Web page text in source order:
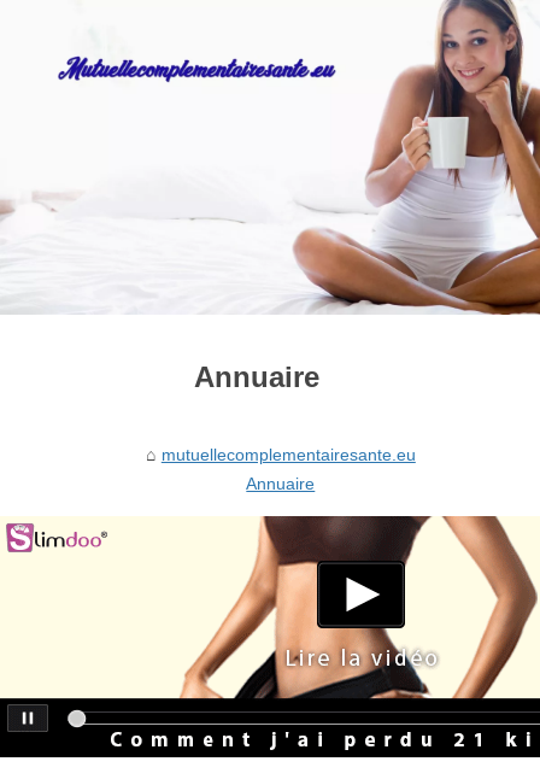
Annuaire
mutuellecomplementairesante.eu
Annuaire